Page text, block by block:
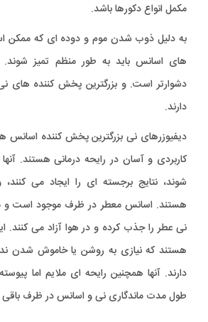
مکمل انواع دکورها باشد.
به دلیل ذوب شدن موم و دوده ای که ممکن
های اسانس باید به طور منظم تمیز شوند.
دشوارتر است. و بزرگترین پخش کننده های
دارند.
دیفیوزرهای نی بزرگترین پخش کننده اسانس
کاربردی و آسان در رایحه درمانی هستند.
شوند، نتایج برجسته ای را ایجاد می
هستند. اسانس معطر در ظرف موجود است و
نی عطر را جذب کرده و در هوا آزاد می کنند.
هستند که نیازی به روشن یا خاموش شدن
دارند. آنها همچنین رایحه ای ملایم اما
طول مدت ماندگاری نی و اسانس در ظرف باقی